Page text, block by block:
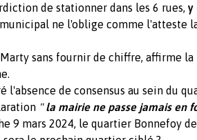
de stationner dans les 6 rues, y
ne l'oblige comme l'atteste
sans fournir de chiffre, affirme
l'absence de consensus au sein du
" la mairie ne passe jamais en
9 mars 2024, le quartier Bonnefoy